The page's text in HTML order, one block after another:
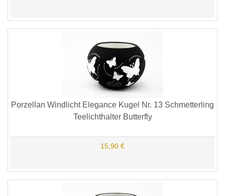
Porzellan Windlicht Elegance Kugel Nr. 13 Schmetterling
Teelichthalter Butterfly
15,90 €